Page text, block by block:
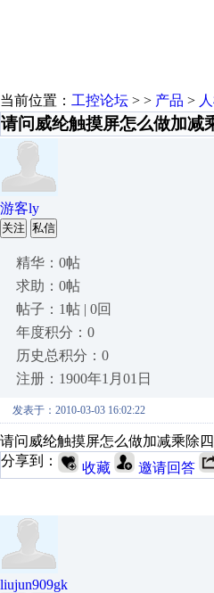
当前位置： 工控论坛 > > 产品 >
请问威纶触摸屏怎么做加减
游客ly
关注 私信
精华：0帖
求助：0帖
帖子：1帖 | 0回
年度积分：0
历史总积分：0
注册：1900年1月01日
发表于：2010-03-03 16:02:22
请问威纶触摸屏怎么做加减乘除
分享到：
收藏 邀请回答
liujun909gk